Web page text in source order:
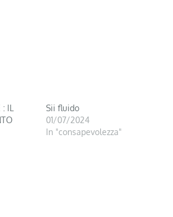
IL
Sii fluido
01/07/2024
In "consapevolezza"